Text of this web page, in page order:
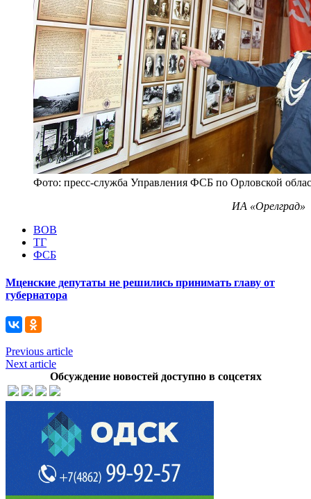
Фото: пресс-служба Управления ФСБ по Орловской
ИА «Орелград»
ВОВ
ТГ
ФСБ
Мценские депутаты не решились принимать главу от
губернатора
Previous article
Next article
Обсуждение новостей доступно в соцсетях